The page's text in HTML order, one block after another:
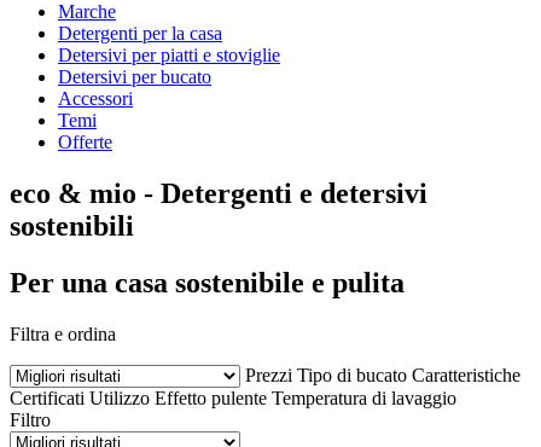
Marche
Detergenti per la casa
Detersivi per piatti e stoviglie
Detersivi per bucato
Accessori
Temi
Offerte
eco & mio - Detergenti e detersivi
sostenibili
Per una casa sostenibile e pulita
Filtra e ordina
Prezzi Tipo di bucato Caratteristiche
Certificati Utilizzo Effetto pulente Temperatura di lavaggio
Filtro